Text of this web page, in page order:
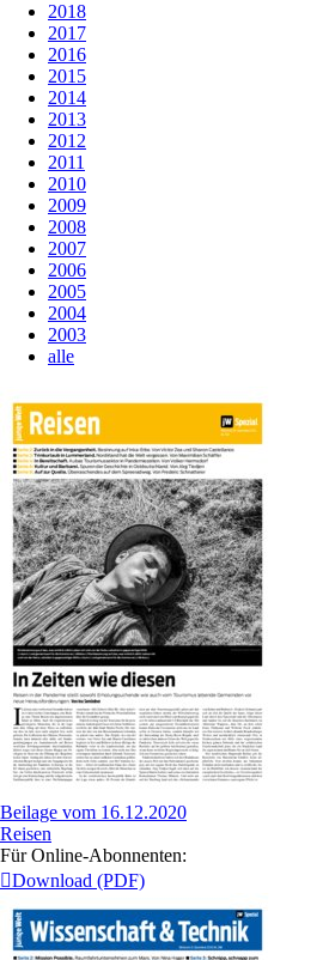
2018
2017
2016
2015
2014
2013
2012
2011
2010
2009
2008
2007
2006
2005
2004
2003
alle
Beilage vom 16.12.2020
Reisen
Für Online-Abonnenten:
Download (PDF)